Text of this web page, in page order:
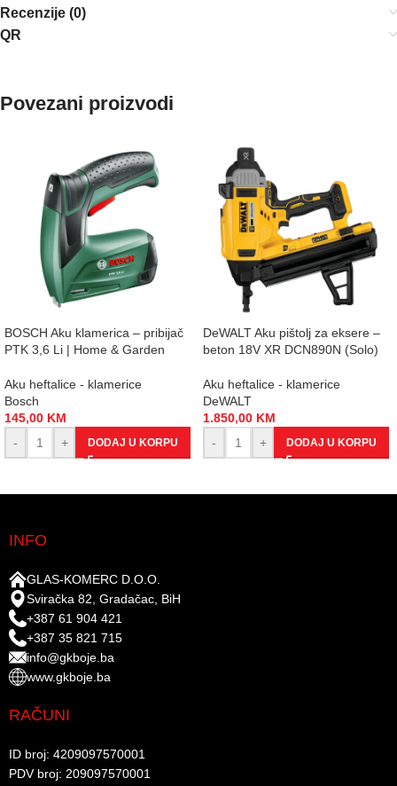
Recenzije (0)
QR
Povezani proizvodi
BOSCH Aku klamerica – pribijač
PTK 3,6 Li | Home & Garden
Aku heftalice - klamerice
Bosch
145,00 KM
-
+ DODAJ U KORPU
DeWALT Aku pištolj za eksere –
beton 18V XR DCN890N (Solo)
Aku heftalice - klamerice
DeWALT
1.850,00 KM
-
+ DODAJ U KORPU
INFO
GLAS-KOMERC D.O.O.
Sviračka 82, Gradačac, BiH
+387 61 904 421
+387 35 821 715
info@gkboje.ba
www.gkboje.ba
RAČUNI
ID broj: 4209097570001​
PDV broj: 209097570001 ​